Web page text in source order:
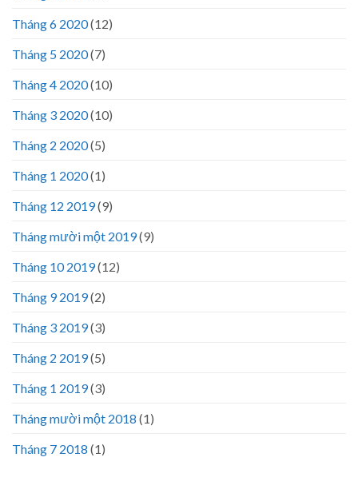
Tháng 6 2020(12)
Tháng 5 2020(7)
Tháng 4 2020(10)
Tháng 3 2020(10)
Tháng 2 2020(5)
Tháng 1 2020(1)
Tháng 12 2019(9)
Tháng mười một 2019(9)
Tháng 10 2019(12)
Tháng 9 2019(2)
Tháng 3 2019(3)
Tháng 2 2019(5)
Tháng 1 2019(3)
Tháng mười một 2018 (1)
Tháng 7 2018 (1)